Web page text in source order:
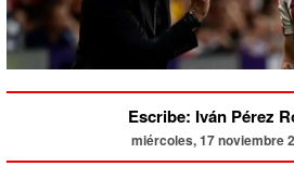
Escribe: Iván Pérez
miércoles, 17 noviembre